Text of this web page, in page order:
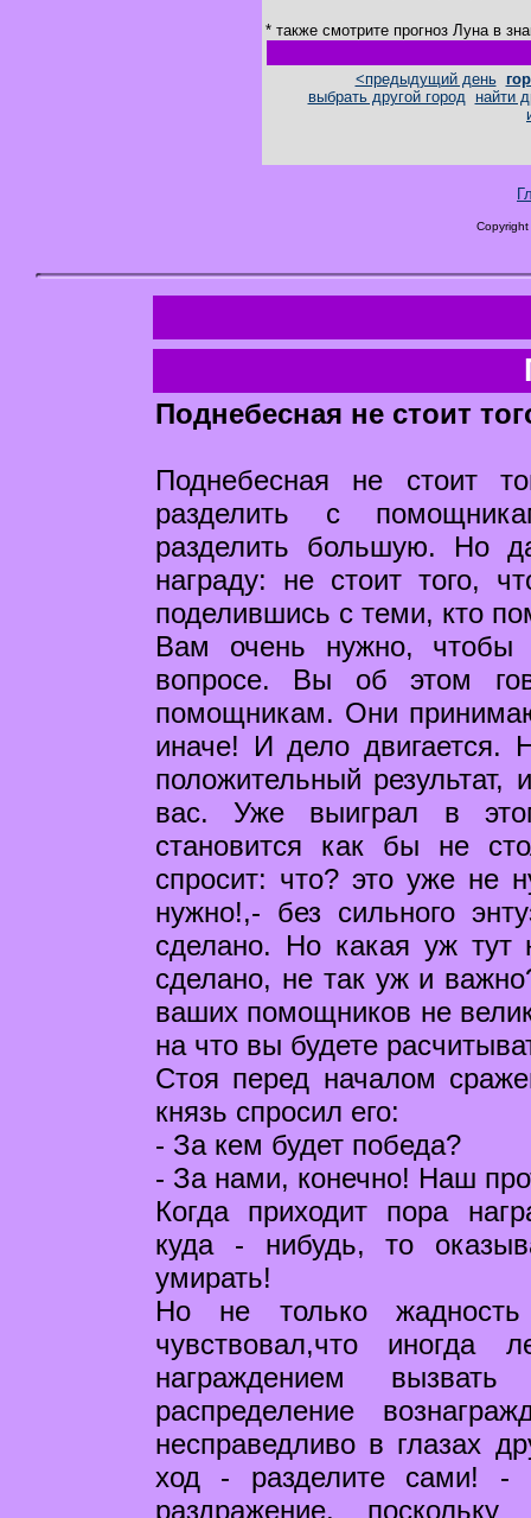
* также смотрите прогноз Луна в
<предыдущий день
выбрать другой город
найти
Поднебесная не стоит
Поднебесная не стоит
разделить с
разделить большую. Но
награду: не стоит того,
поделившись с теми, кто
Вам очень нужно,
вопросе. Вы об этом
помощникам. Они
иначе! И дело двигается.
положительный
вас. Уже выиграл в
становится как бы не
спросит: что? это уже не
нужно!,- без сильного
сделано. Но какая уж тут
сделано, не так уж и
ваших помощников не
на что вы будете
Стоя перед началом
князь спросил его:
- За кем будет победа?
- За нами, конечно! Наш
Когда приходит пора
куда - нибудь, то
умирать!
Но не только
чувствовал,что иногда
награждением
распределение
несправедливо в глазах
ход - разделите сами! -
раздражение,